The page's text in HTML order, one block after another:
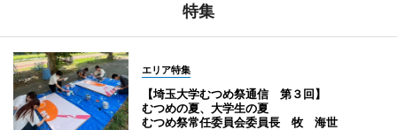
特集
エリア特集
【埼玉大学むつめ祭通信 第３回】
むつめの夏、大学生の夏
むつめ祭常任委員会委員長 牧 海世